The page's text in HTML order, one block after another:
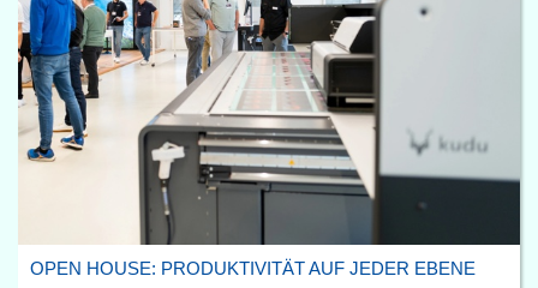
OPEN HOUSE: PRODUKTIVITÄT AUF JEDER EBENE